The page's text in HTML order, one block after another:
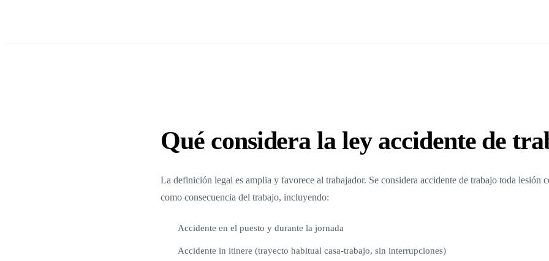
Qué considera la ley accidente de
La definición legal es amplia y favorece al trabajador. Se considera accidente de trabajo toda lesión
como consecuencia del trabajo, incluyendo:
Accidente en el puesto y durante la jornada
Accidente in itinere (trayecto habitual casa-trabajo, sin interrupciones)